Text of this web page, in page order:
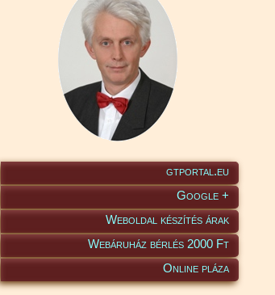
gtportal.eu
Google +
Weboldal készítés árak
Webáruház bérlés 2000 Ft
Online pláza